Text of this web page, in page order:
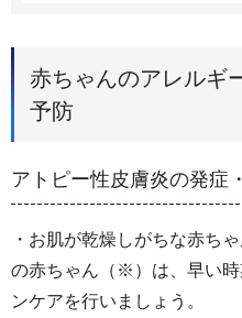
赤ちゃんのアレルギ
予防
アトピー性皮膚炎の発症
・お肌が乾燥しがちな赤ち
の赤ちゃん（※）は、早い
ンケアを行いましょう。